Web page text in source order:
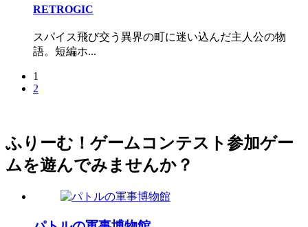
RETROGIC
スパイス飛び交う異界の町に迷い込んだ主人公の物
語。短編ホ...
1
2
ふりーむ！ゲームコンテスト参加ゲー
ムを遊んでみませんか？